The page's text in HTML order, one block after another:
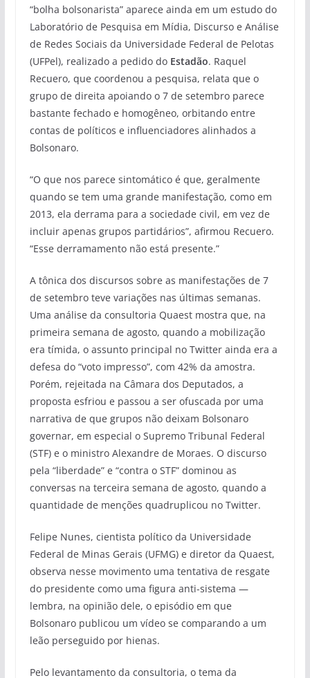
“bolha bolsonarista” aparece ainda em um estudo do
Laboratório de Pesquisa em Mídia, Discurso e Análise
de Redes Sociais da Universidade Federal de Pelotas
(UFPel), realizado a pedido do Estadão. Raquel
Recuero, que coordenou a pesquisa, relata que o
grupo de direita apoiando o 7 de setembro parece
bastante fechado e homogêneo, orbitando entre
contas de políticos e influenciadores alinhados a
Bolsonaro.
“O que nos parece sintomático é que, geralmente
quando se tem uma grande manifestação, como em
2013, ela derrama para a sociedade civil, em vez de
incluir apenas grupos partidários”, afirmou Recuero.
“Esse derramamento não está presente.”
A tônica dos discursos sobre as manifestações de 7
de setembro teve variações nas últimas semanas.
Uma análise da consultoria Quaest mostra que, na
primeira semana de agosto, quando a mobilização
era tímida, o assunto principal no Twitter ainda era a
defesa do “voto impresso”, com 42% da amostra.
Porém, rejeitada na Câmara dos Deputados, a
proposta esfriou e passou a ser ofuscada por uma
narrativa de que grupos não deixam Bolsonaro
governar, em especial o Supremo Tribunal Federal
(STF) e o ministro Alexandre de Moraes. O discurso
pela “liberdade” e “contra o STF” dominou as
conversas na terceira semana de agosto, quando a
quantidade de menções quadruplicou no Twitter.
Felipe Nunes, cientista político da Universidade
Federal de Minas Gerais (UFMG) e diretor da Quaest,
observa nesse movimento uma tentativa de resgate
do presidente como uma figura anti-sistema —
lembra, na opinião dele, o episódio em que
Bolsonaro publicou um vídeo se comparando a um
leão perseguido por hienas.
Pelo levantamento da consultoria, o tema da